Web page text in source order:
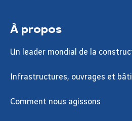
À propos
Un leader mondial de la
Infrastructures, ouvrages et
Comment nous agissons